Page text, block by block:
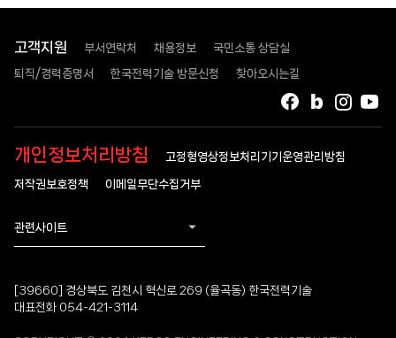
고객지원 부서연락처 채용정보 국민소통 상담실
퇴직/경력증명서 한국전력기술 방문신청 찾아오시는길
인스
블로그
페이스북
개인정보처리방침 고정형영상정보처리기기운영관리방침
저작권보호정책 이메일무단수집거부
관련사이트
[39660] 경상북도 김천시 혁신로 269 (율곡동) 한국전력기술
대표전화 054-421-3114